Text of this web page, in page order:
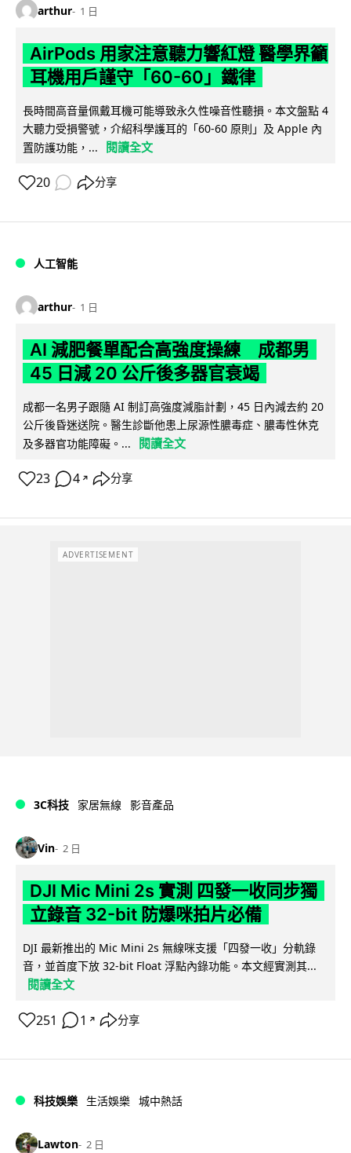
arthur 1 日
AirPods 用家注意聽力響紅燈 醫學界籲
耳機用戶謹守「60-60」鐵律
長時間高音量佩戴耳機可能導致永久性噪音性聽損。本文盤點 4
大聽力受損警號，介紹科學護耳的「60-60 原則」及 Apple 內
置防護功能，...
閱讀全文
20 分享
人工智能
arthur 1 日
AI 減肥餐單配合高強度操練 成都男
45 日減 20 公斤後多器官衰竭
成都一名男子跟隨 AI 制訂高強度減脂計劃，45 日內減去約 20
公斤後昏迷送院。醫生診斷他患上尿源性膿毒症、膿毒性休克
及多器官功能障礙。...
閱讀全文
23 4 ↗ 分享
ADVERTISEMENT
3C科技 家居無線 影音產品
Vin 2 日
DJI Mic Mini 2s 實測 四發一收同步獨
立錄音 32-bit 防爆咪拍片必備
DJI 最新推出的 Mic Mini 2s 無線咪支援「四發一收」分軌錄
音，並首度下放 32-bit Float 浮點內錄功能。本文經實測其...
閱讀全文
251 1 ↗ 分享
科技娛樂 生活娛樂 城中熱話
Lawton 2 日